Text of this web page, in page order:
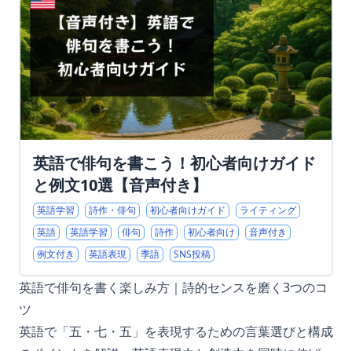
英語で俳句を書こう！初心者向けガイド
と例文10選【音声付き】
英語学習 詩作・俳句 初心者向けガイド
ライティング
英語
英語学習 俳句 詩作 初心者向け
音声付き
例文付き
英語表現 季語 SNS投稿
英語で俳句を書く楽しみ方｜詩的センスを磨く3つのコ
ツ
英語で「五・七・五」を表現するための言葉選びと構成